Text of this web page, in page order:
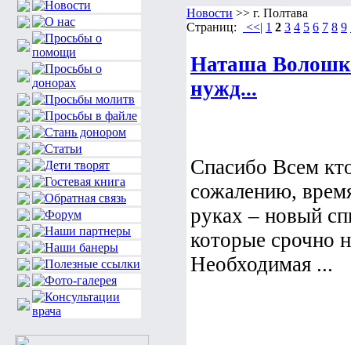
Новости >> г. Полтава
Страниц:
<<| 1 2 3 4 5 6 7 8 9
Наташа
нужд...
Спасибо Всем
сожалению,
руках – новый
которые срочно
Необходимая ...